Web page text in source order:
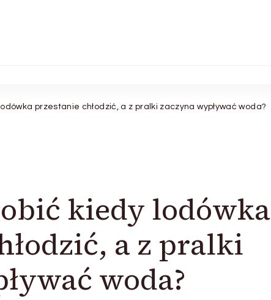
przestanie chłodzić, a z pralki zaczyna wypływać woda?
kiedy lodówka
a z pralki
woda?